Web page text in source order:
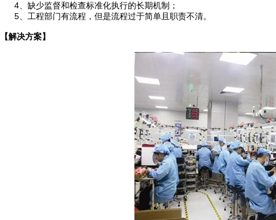
4、缺少监督和检查标准化执行的长期机制；
5、工程部门有流程，但是流程过于简单且职责不清。
【解决方案】